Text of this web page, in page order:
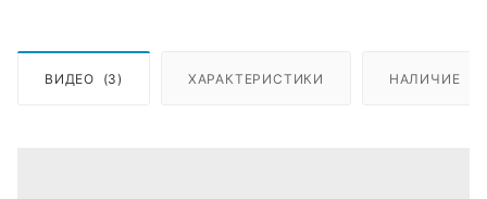
ВИДЕО (3) ХАРАКТЕРИСТИКИ НАЛИЧИЕ